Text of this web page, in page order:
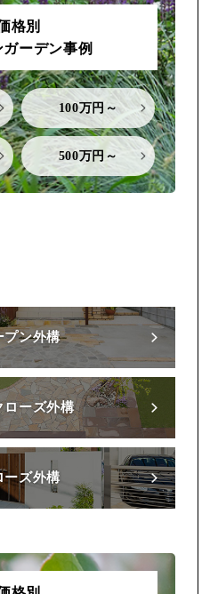
格別
ーデン事例
100万円～
500万円～
プン外構
ローズ外構
ーズ外構